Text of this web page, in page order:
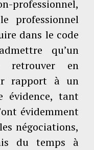
professionnel
dans le code
qu’un
retrouver en
rapport à un
évidence, tant
évidemment
négociations,
du temps à